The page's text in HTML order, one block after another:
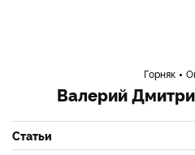
Горняк
Валерий
Статьи